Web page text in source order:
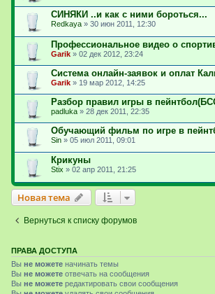
СИНЯКИ ..и как с ними бороться...
Redkaya » 30 июн 2011, 12:30
Профессиональное видео о
Garik » 02 дек 2012, 23:24
Система онлайн-заявок и оплат
Garik » 19 мар 2012, 14:25
Разбор правил игры в
padluka » 28 дек 2011, 22:35
Обучающий фильм по игре в
Sin » 05 июл 2011, 09:01
Крикуны
Stix » 02 апр 2011, 21:25
Новая тема
Вернуться к списку форумов
ПРАВА ДОСТУПА
Вы не можете начинать темы
Вы не можете отвечать на сообщения
Вы не можете редактировать свои сообщения